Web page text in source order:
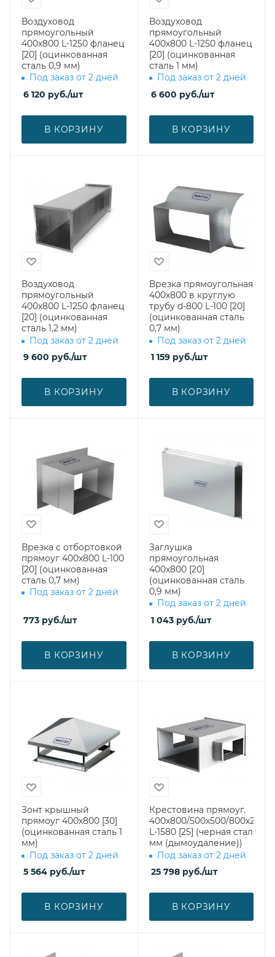
Воздуховод
прямоугольный
400х800 L-1250 фланец
[20] (оцинкованная
сталь 0,9 мм)
Под заказ от 2 дней
6 120 руб./шт
В КОРЗИНУ
Воздуховод
прямоугольный
400х800 L-1250 фланец
[20] (оцинкованная
сталь 1 мм)
Под заказ от 2 дней
6 600 руб./шт
В КОРЗИНУ
Воздуховод
прямоугольный
400х800 L-1250 фланец
[20] (оцинкованная
сталь 1,2 мм)
Под заказ от 2 дней
9 600 руб./шт
В КОРЗИНУ
Врезка прямоугольная
400х800 в круглую
трубу d-800 L-100 [20]
(оцинкованная сталь
0,7 мм)
Под заказ от 2 дней
1 159руб./шт
В КОРЗИНУ
Врезка с отбортовкой
прямоуг 400х800 L-100
[20] (оцинкованная
сталь 0,7 мм)
Под заказ от 2 дней
773 руб./шт
В КОРЗИНУ
Заглушка
прямоугольная
400х800 [20]
(оцинкованная сталь
0,9 мм)
Под заказ от 2 дней
1 043руб./шт
В КОРЗИНУ
Зонт крышный
прямоуг 400х800 [30]
(оцинкованная сталь 1
мм)
Под заказ от 2 дней
5 564 руб./шт
В КОРЗИНУ
Крестовина прямоуг.
400х800/500х500/800х250
L-1580 [25] (черная сталь 1
мм (дымоудаление))
Под заказ от 2 дней
25 798руб./шт
В КОРЗИНУ